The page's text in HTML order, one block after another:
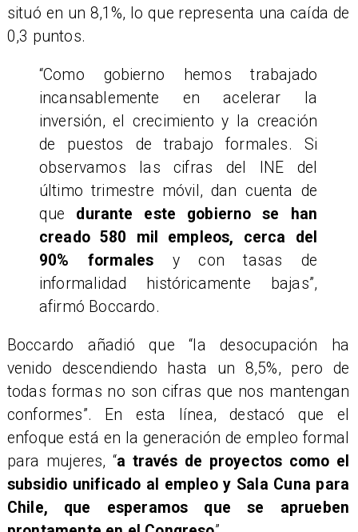
situó en un 8,1%, lo que representa una caída de
0,3 puntos.
“Como gobierno hemos trabajado
incansablemente en acelerar la
inversión, el crecimiento y la creación
de puestos de trabajo formales. Si
observamos las cifras del INE del
último trimestre móvil, dan cuenta de
que durante este gobierno se han
creado 580 mil empleos, cerca del
90% formales y con tasas de
informalidad históricamente bajas”,
afirmó Boccardo.
Boccardo añadió que “la desocupación ha
venido descendiendo hasta un 8,5%, pero de
todas formas no son cifras que nos mantengan
conformes”. En esta línea, destacó que el
enfoque está en la generación de empleo formal
para mujeres, “a través de proyectos como el
subsidio unificado al empleo y Sala Cuna para
Chile, que esperamos que se aprueben